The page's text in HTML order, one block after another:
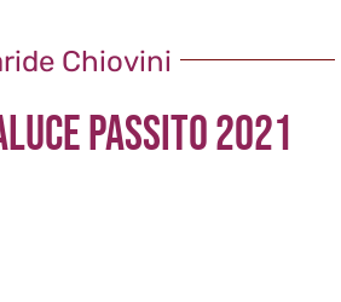
Chiovini
PASSITO 2021